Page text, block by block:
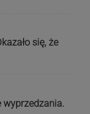
się, że
wyprzedzania.